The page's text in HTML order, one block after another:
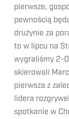
pierwsze,
pewnością
drużynie za
to w lipcu na
wygraliśmy 2-
skierowali
pierwsza z
lidera
spotkanie w